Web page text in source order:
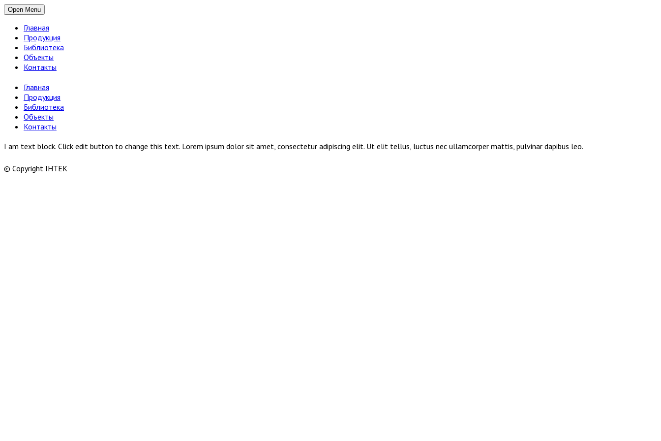
Open Menu
Главная
Продукция
Библиотека
Объекты
Контакты
Главная
Продукция
Библиотека
Объекты
Контакты
I am text block. Click edit button to change this text. Lorem ipsum dolor sit amet, consectetur adipiscing elit. Ut elit tellus, luctus nec ullamcorper mattis, pulvinar dapibus leo.
© Copyright ІНТЕК